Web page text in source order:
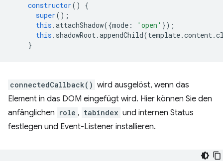
constructor()
{
super();
this .attachShadow({mode : 'open' });
this . shadowRoot.appendChild(template.content.
}
connectedCallback() wird ausgelöst, wenn das
Element in das DOM eingefügt wird. Hier können Sie den
anfänglichen role , tabindex und internen Status
festlegen und Event-Listener installieren.